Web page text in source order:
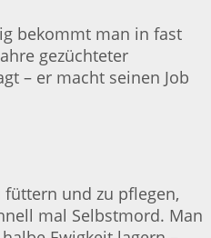
bekommt man in fast
gezüchteter
– er macht seinen Job
füttern und zu pflegen,
mal Selbstmord. Man